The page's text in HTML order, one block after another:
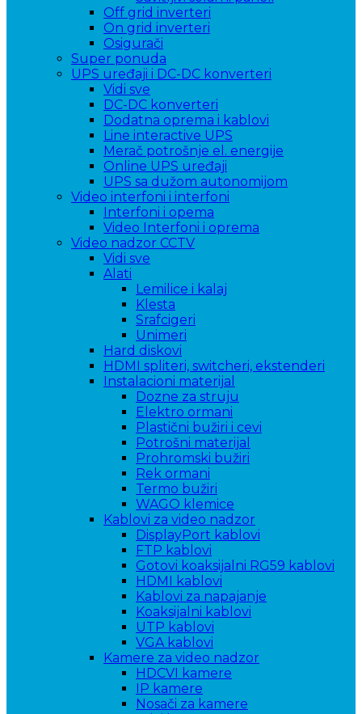
Off grid inverteri
On grid inverteri
Osigurači
Super ponuda
UPS uređaji i DC-DC konverteri
Vidi sve
DC-DC konverteri
Dodatna oprema i kablovi
Line interactive UPS
Merač potrošnje el. energije
Online UPS uređaji
UPS sa dužom autonomijom
Video interfoni i interfoni
Interfoni i opema
Video Interfoni i oprema
Video nadzor CCTV
Vidi sve
Alati
Lemilice i kalaj
Klesta
Srafcigeri
Unimeri
Hard diskovi
HDMI spliteri, switcheri, ekstenderi
Instalacioni materijal
Dozne za struju
Elektro ormani
Plastični bužiri i cevi
Potrošni materijal
Prohromski bužiri
Rek ormani
Termo bužiri
WAGO klemice
Kablovi za video nadzor
DisplayPort kablovi
FTP kablovi
Gotovi koaksijalni RG59 kablovi
HDMI kablovi
Kablovi za napajanje
Koaksijalni kablovi
UTP kablovi
VGA kablovi
Kamere za video nadzor
HDCVI kamere
IP kamere
Nosači za kamere